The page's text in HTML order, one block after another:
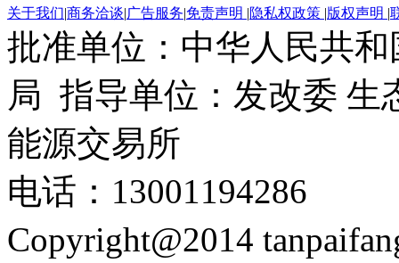
关于我们|商务洽谈|广告服务|免责声明 |隐私权政策 |版权声明 |
批准单位：中华人民共
局 指导单位：发改委 生
能源交易所
电话：13001194286
Copyright@2014